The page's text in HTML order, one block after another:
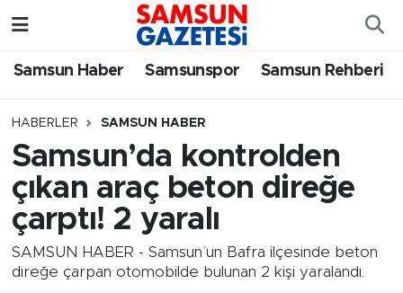
Samsun Haber Samsunspor Samsun Rehberi
HABERLER SAMSUN HABER
Samsun’da kontrolden
çıkan araç beton direğe
çarptı! 2 yaralı
SAMSUN HABER - Samsun’un Bafra ilçesinde beton
direğe çarpan otomobilde bulunan 2 kişi yaralandı.
Samsun Haber
Samsun Rehberi
Resmi İlanlar
Samsun Nöbetçi Eczaneler
SAMSUN Namaz Vakitleri
Samsun Trafik Yoğunluk Haritası
Süper Lig Puan Durumu ve Fikstür